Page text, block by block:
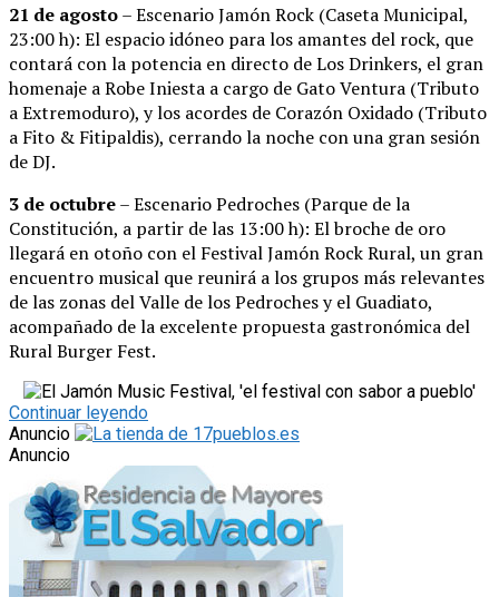
21 de agosto– Escenario Jamón Rock (Caseta Municipal,
23:00 h): El espacio idóneo para los amantes del rock, que
contará con la potencia en directo de Los Drinkers, el gran
homenaje a Robe Iniesta a cargo de Gato Ventura (Tributo
a Extremoduro), y los acordes de Corazón Oxidado (Tributo
a Fito & Fitipaldis), cerrando la noche con una gran sesión
de DJ.
3 de octubre– Escenario Pedroches (Parque de la
Constitución, a partir de las 13:00 h): El broche de oro
llegará en otoño con el Festival Jamón Rock Rural, un gran
encuentro musical que reunirá a los grupos más relevantes
de las zonas del Valle de los Pedroches y el Guadiato,
acompañado de la excelente propuesta gastronómica del
Rural Burger Fest.
Continuar leyendo
Anuncio
Anuncio